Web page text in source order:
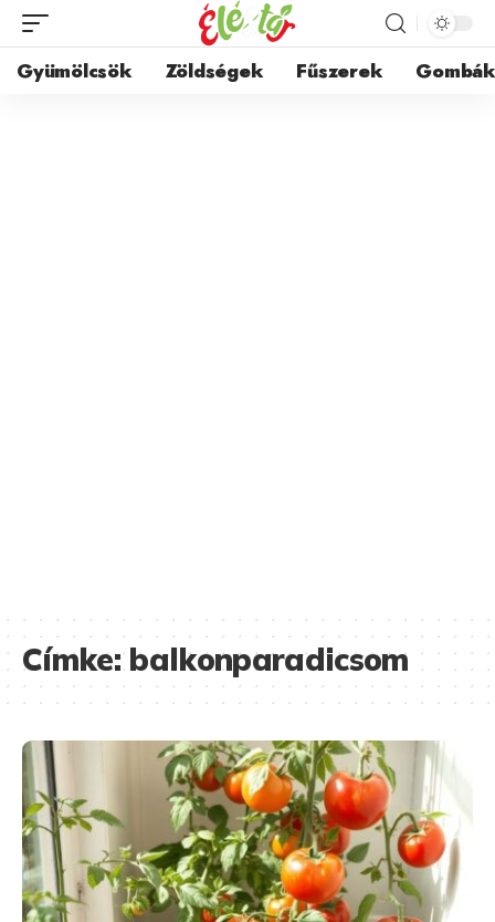
Gyümölcsök Zöldségek Fűszerek Gombák
Címke:balkonparadicsom